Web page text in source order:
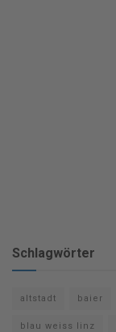
Schlagwörter
altstadt baier
blau weiss linz